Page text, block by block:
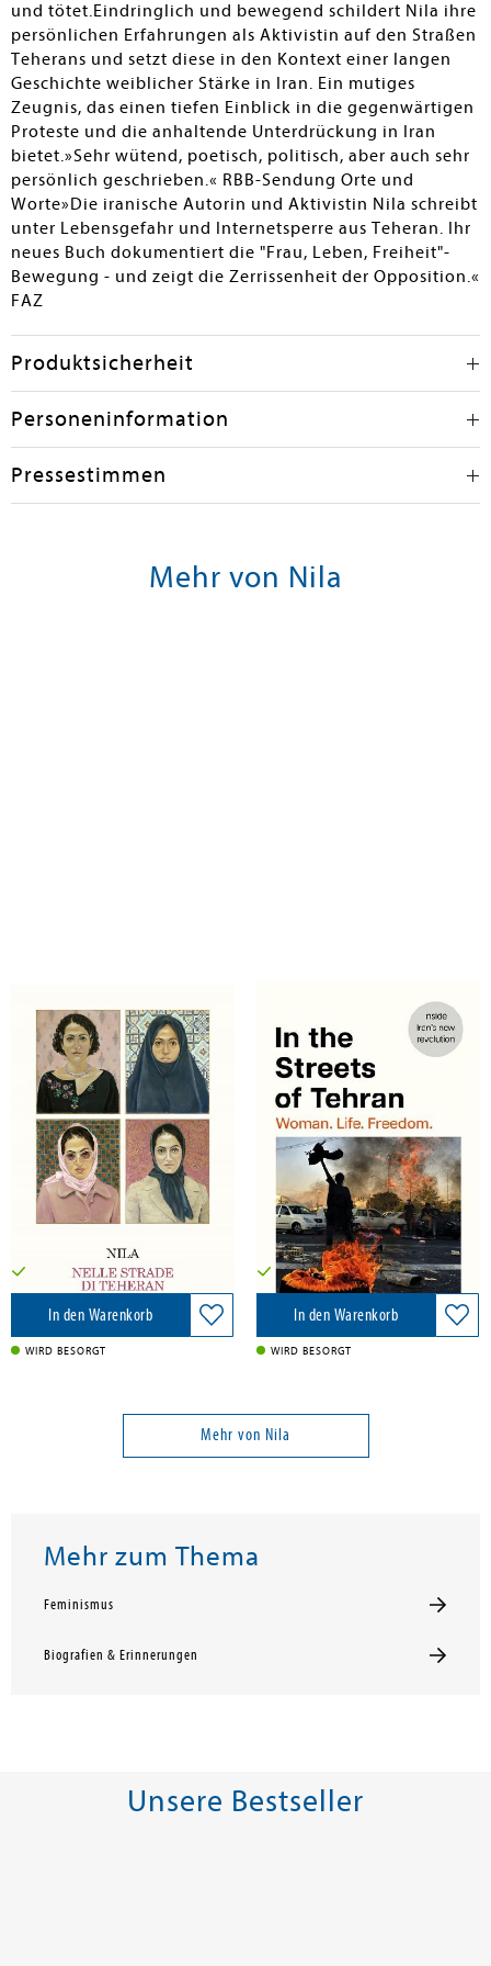
und tötet.Eindringlich und bewegend schildert Nila ihre
persönlichen Erfahrungen als Aktivistin auf den Straßen
Teherans und setzt diese in den Kontext einer langen
Geschichte weiblicher Stärke in Iran. Ein mutiges
Zeugnis, das einen tiefen Einblick in die gegenwärtigen
Proteste und die anhaltende Unterdrückung in Iran
bietet.»Sehr wütend, poetisch, politisch, aber auch sehr
persönlich geschrieben.« RBB-Sendung Orte und
Worte»Die iranische Autorin und Aktivistin Nila schreibt
unter Lebensgefahr und Internetsperre aus Teheran. Ihr
neues Buch dokumentiert die "Frau, Leben, Freiheit"-
Bewegung - und zeigt die Zerrissenheit der Opposition.«
FAZ
Produktsicherheit
Personeninformation
Pressestimmen
Mehr von Nila
Nelle strade di Téhéran
Gramma Feltrinelli, 2024
Versandkostenfrei in DE
In den Warenkorb
WIRD BESORGT
Nila
In the Streets of Tehran
Bonnier Books UK Limited, 2023
16,50 €
Versandkostenfrei in DE
In den Warenkorb
WIRD BESORGT
Mehr von Nila
Mehr zum Thema
Feminismus
Biografien & Erinnerungen
Unsere Bestseller